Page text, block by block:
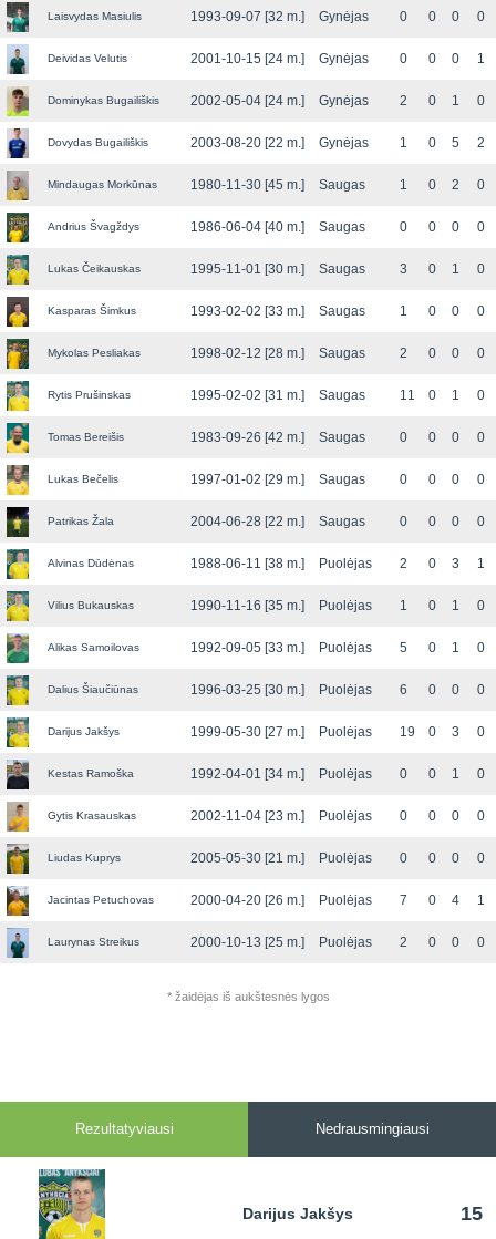
Laisvydas Masiulis 1993-09-07 [32 m.] Gynėjas 0 0 0 0
Deividas Velutis 2001-10-15 [24 m.] Gynėjas 0 0 0 1
Dominykas Bugailiškis 2002-05-04 [24 m.] Gynėjas 2 0 1 0
Dovydas Bugailiškis 2003-08-20 [22 m.] Gynėjas 1 0 5 2
Mindaugas Morkūnas 1980-11-30 [45 m.] Saugas 1 0 2 0
Andrius Švagždys 1986-06-04 [40 m.] Saugas 0 0 0 0
Lukas Čeikauskas 1995-11-01 [30 m.] Saugas 3 0 1 0
Kasparas Šimkus 1993-02-02 [33 m.] Saugas 1 0 0 0
Mykolas Pesliakas 1998-02-12 [28 m.] Saugas 2 0 0 0
Rytis Prušinskas 1995-02-02 [31 m.] Saugas 11 0 1 0
Tomas Bereišis 1983-09-26 [42 m.] Saugas 0 0 0 0
Lukas Bečelis 1997-01-02 [29 m.] Saugas 0 0 0 0
Patrikas Žala 2004-06-28 [22 m.] Saugas 0 0 0 0
Alvinas Dūdėnas 1988-06-11 [38 m.] Puolėjas 2 0 3 1
Vilius Bukauskas 1990-11-16 [35 m.] Puolėjas 1 0 1 0
Alikas Samoilovas 1992-09-05 [33 m.] Puolėjas 5 0 1 0
Dalius Šiaučiūnas 1996-03-25 [30 m.] Puolėjas 6 0 0 0
Darijus Jakšys 1999-05-30 [27 m.] Puolėjas 19 0 3 0
Kestas Ramoška 1992-04-01 [34 m.] Puolėjas 0 0 1 0
Gytis Krasauskas 2002-11-04 [23 m.] Puolėjas 0 0 0 0
Liudas Kuprys 2005-05-30 [21 m.] Puolėjas 0 0 0 0
Jacintas Petuchovas 2000-04-20 [26 m.] Puolėjas 7 0 4 1
Laurynas Streikus 2000-10-13 [25 m.] Puolėjas 2 0 0 0
* žaidėjas iš aukštesnės lygos
Rezultatyviausi Nedrausmingiausi
Darijus Jakšys 15